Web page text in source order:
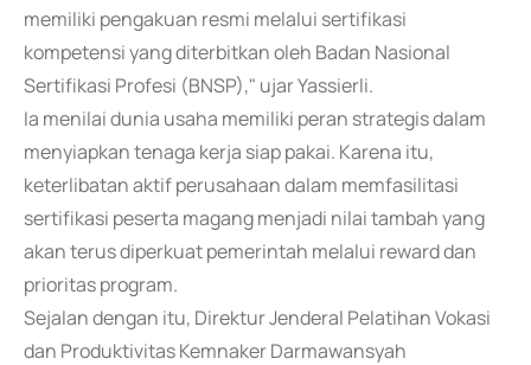
memiliki pengakuan resmi melalui sertifikasi
kompetensi yang diterbitkan oleh Badan Nasional
Sertifikasi Profesi (BNSP)," ujar Yassierli.
Ia menilai dunia usaha memiliki peran strategis dalam
menyiapkan tenaga kerja siap pakai. Karena itu,
keterlibatan aktif perusahaan dalam memfasilitasi
sertifikasi peserta magang menjadi nilai tambah yang
akan terus diperkuat pemerintah melalui reward dan
prioritas program.
Sejalan dengan itu, Direktur Jenderal Pelatihan Vokasi
dan Produktivitas Kemnaker Darmawansyah